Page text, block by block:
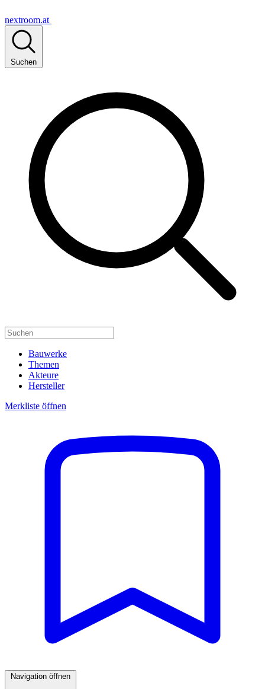
nextroom.at
Suchen
Bauwerke
Themen
Akteure
Hersteller
Merkliste öffnen
Navigation öffnen